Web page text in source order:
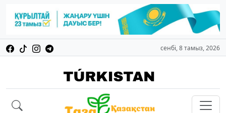
сенбі, 8 тамыз, 2026